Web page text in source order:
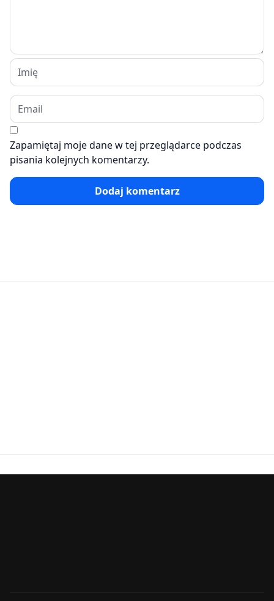
Zapamiętaj moje dane w tej przeglądarce podczas
pisania kolejnych komentarzy.
Dodaj komentarz